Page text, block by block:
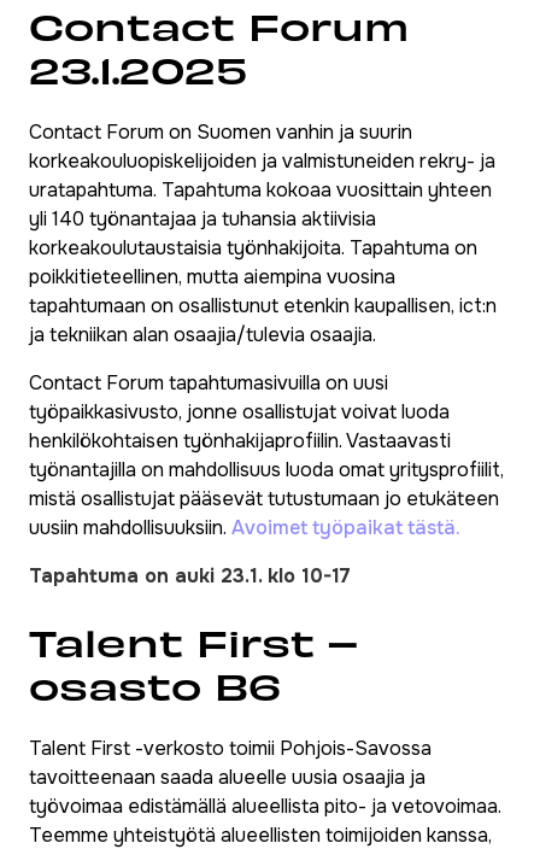
Contact Forum
23.1.2025
Contact Forum on Suomen vanhin ja suurin
korkeakouluopiskelijoiden ja valmistuneiden rekry- ja
uratapahtuma. Tapahtuma kokoaa vuosittain yhteen
yli 140 työnantajaa ja tuhansia aktiivisia
korkeakoulutaustaisia työnhakijoita. Tapahtuma on
poikkitieteellinen, mutta aiempina vuosina
tapahtumaan on osallistunut etenkin kaupallisen, ict:n
ja tekniikan alan osaajia/tulevia osaajia.
Contact Forum tapahtumasivuilla on uusi
työpaikkasivusto, jonne osallistujat voivat luoda
henkilökohtaisen työnhakijaprofiilin. Vastaavasti
työnantajilla on mahdollisuus luoda omat yritysprofiilit,
mistä osallistujat pääsevät tutustumaan jo etukäteen
uusiin mahdollisuuksiin. Avoimet työpaikat tästä.
Tapahtuma on auki 23.1. klo 10-17
Talent First –
osasto B6
Talent First -verkosto toimii Pohjois-Savossa
tavoitteenaan saada alueelle uusia osaajia ja
työvoimaa edistämällä alueellista pito- ja vetovoimaa.
Teemme yhteistyötä alueellisten toimijoiden kanssa,